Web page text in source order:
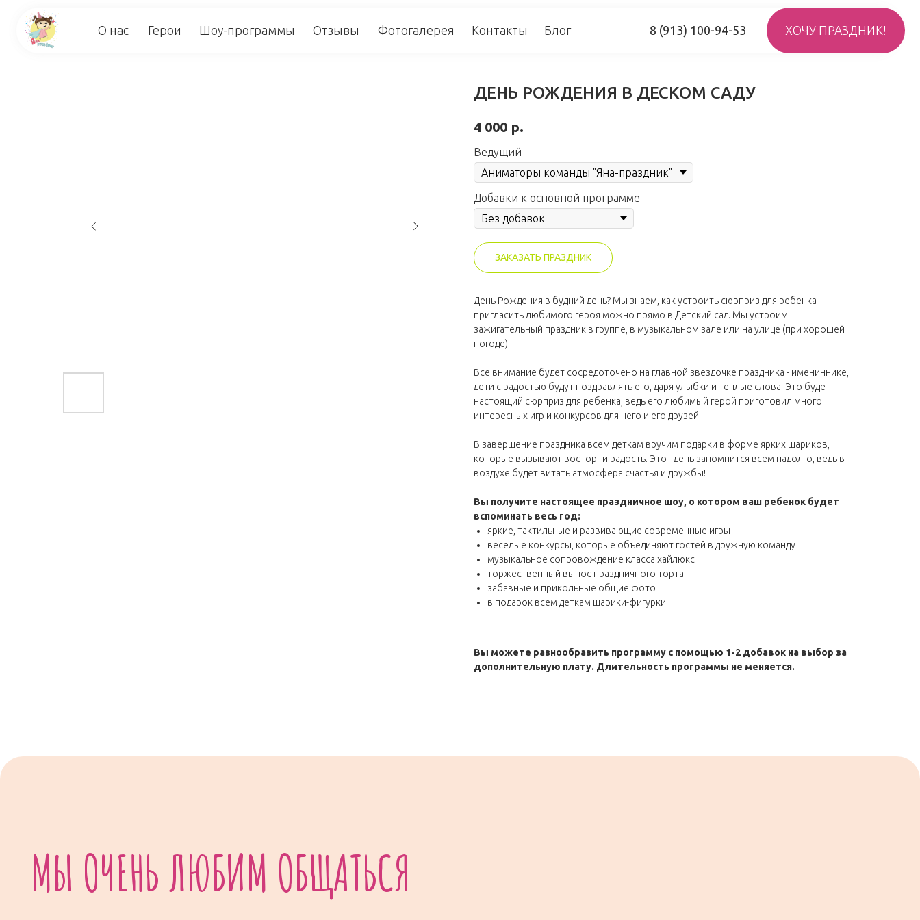
О нас Герои Шоу-программы Отзывы Фотогалерея Блог
Контакты 8 (913) 100-94-53 ХОЧУ ПРАЗДНИК!
ДЕНЬ РОЖДЕНИЯ В ДЕСКОМ САДУ
4 000 р.
Ведущий
Добавки к основной программе
ЗАКАЗАТЬ ПРАЗДНИК
День Рождения в будний день? Мы знаем, как устроить сюрприз для ребенка -
пригласить любимого героя можно прямо в Детский сад. Мы устроим
зажигательный праздник в группе, в музыкальном зале или на улице (при хорошей
погоде).
Все внимание будет сосредоточено на главной звездочке праздника - имениннике,
дети с радостью будут поздравлять его, даря улыбки и теплые слова. Это будет
настоящий сюрприз для ребенка, ведь его любимый герой приготовил много
интересных игр и конкурсов для него и его друзей.
В завершение праздника всем деткам вручим подарки в форме ярких шариков,
которые вызывают восторг и радость. Этот день запомнится всем надолго, ведь в
воздухе будет витать атмосфера счастья и дружбы!
Вы получите настоящее праздничное шоу, о котором ваш ребенок будет
вспоминать весь год:
яркие, тактильные и развивающие современные игры
веселые конкурсы, которые объединяют гостей в дружную команду
музыкальное сопровождение класса хайлюкс
торжественный вынос праздничного торта
забавные и прикольные общие фото
в подарок всем деткам шарики-фигурки
Вы можете разнообразить программу с помощью 1-2 добавок на выбор за
дополнительную плату. Длительность программы не меняется.